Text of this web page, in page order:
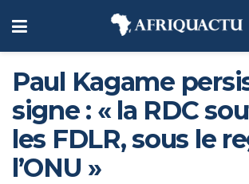
Paul Kagame
signe : « la RDC
les FDLR, sous le
l’ONU »